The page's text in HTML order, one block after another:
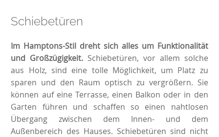
Schiebetüren
Im Hamptons-Stil dreht sich alles um Funktionalität
und Großzügigkeit. Schiebetüren, vor allem solche
aus Holz, sind eine tolle Möglichkeit, um Platz zu
sparen und den Raum optisch zu vergrößern. Sie
können auf eine Terrasse, einen Balkon oder in den
Garten führen und schaffen so einen nahtlosen
Übergang zwischen dem Innen- und dem
Außenbereich des Hauses. Schiebetüren sind nicht